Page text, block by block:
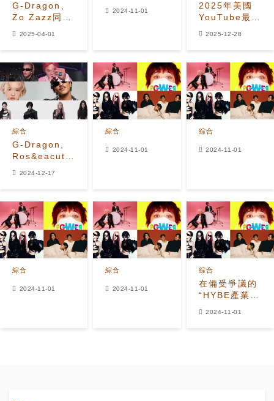
G-Dragon、
Zo Zazz同
Jennie喺
Instiz榜單
2025-04-01
2024-11-01
2025年美國
YouTube最多
搜尋的K-Pop
2025-12-28
G-Dragon,
Ros&eacute;
x Bruno
2024年12月
第三周登頂
Instiz榜單
綜合
2024-12-17
綜合
2024-11-01
綜合
2024-11-01
綜合
2024-11-01
綜合
2024-11-01
在備受爭議的
“HYBE產業趨
勢報告”產生重
綜合
2024-11-01